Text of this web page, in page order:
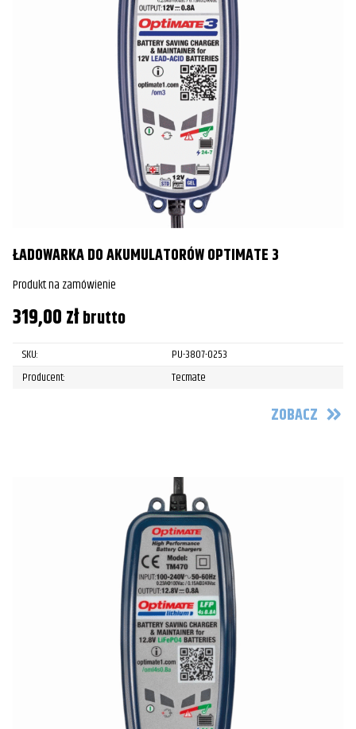
ŁADOWARKA DO AKUMULATORÓW OPTIMATE 3
Produkt na zamówienie
319,00złbrutto
SKU:
PU-3807-0253
Producent:
Tecmate
ZOBACZ